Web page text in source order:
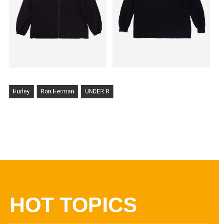
Hurley Ron Herman UNDER R
HOT TOPICS